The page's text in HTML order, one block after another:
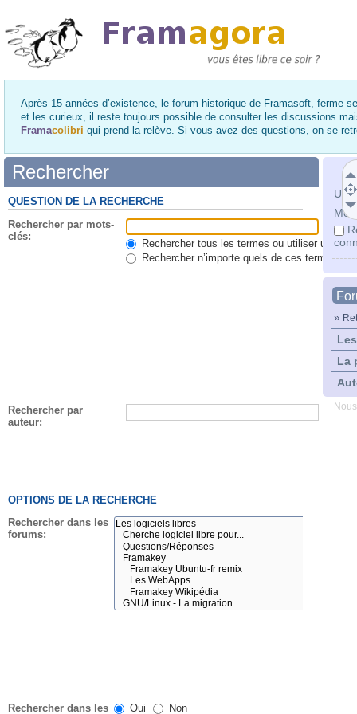
Après 15 années d’existence, le forum historique de Framasoft, ferme
et les curieux, il reste toujours possible de consulter les discussions
Framacolibri qui prend la relève. Si vous avez des questions, on se
Mot
»
La
Rechercher
QUESTION DE LA RECHERCHE
Rechercher par mots-
clés:
Rechercher tous les termes ou utiliser une
Rechercher n’importe quels de ces termes
Rechercher par
auteur:
OPTIONS DE LA RECHERCHE
Rechercher dans les
forums:
Rechercher dans les Oui Non